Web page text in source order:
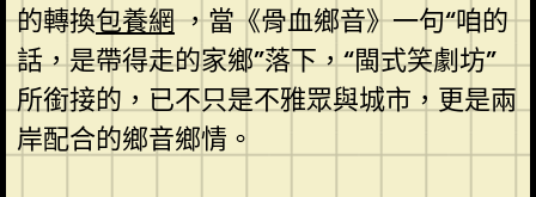
的轉換包養網，當《骨血鄉音》一句“咱的
話，是帶得走的家鄉”落下，“閩式笑劇坊”
所銜接的，已不只是不雅眾與城市，更是兩
岸配合的鄉音鄉情。